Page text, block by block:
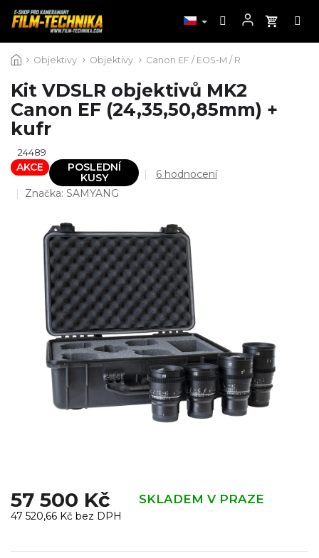
na
Objektivy Objektivy Canon EF / EOS-M / R
Kit VDSLR objektivů MK2
Canon EF (24,35,50,85mm) +
kufr
24489
AKCE
POSLEDNÍ
KUSY
Průměrné
5,0
z
5
hvězdiček.
6 hodnocení
Značka: SAMYANG
57 500 Kč SKLADEM V PRAZE
47 520,66 Kč bez DPH
cena: